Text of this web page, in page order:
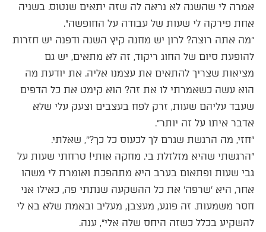
אמרה לי שהשנה לא נראה לה שזה יתאים שנטוס. בשניה
אחת פירקה לי שעות של עבודה על החופשה״.
״מה אתה רוצה? לרון יש מחנה קיץ השנה ודפנה יש חזרות
להופעת סיום של החוג ריקוד, זה לא מתאים, יש גם
מציאות שצריך להתאים את עצמנו אליה. את יודעת מה
הוא עשה כשאמרתי לו את זה? הוא קימט את כל הדפים
שעבד עליהם שעות, זרק לפח בעצבים וצעק עלי שלא
אדבר איתו על זה יותר״.
״חזי, מה הרגשת שגרם לך לכעוס כל כך?״, שאלתי.
״הרגשתי שהיא מזלזלת בי. מחקה אותי! טרחתי שעות על
גבי שעות ופתאום בערב היא מתהפכת ואומרת לי משהו
אחר, היא ׳שרפה׳ את כל ההשקעה שנתתי פה, כאילו אני
חסר משמעות. זה פוגע, מעצבן, מעליב ובאמת שלא בא לי
להשקיע בכלל כשזה היחס שלה אלי״, ענה.